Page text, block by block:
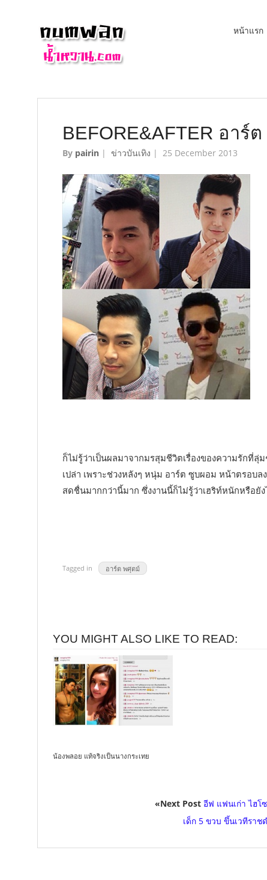
หน้าแรก
BEFORE&AFTER อาร์
By pairin| ข่าวบันเทิง | 25 December 2013
ก็ไม่รู้ว่าเป็นผลมาจากมรสุมชีวิตเรื่องของความรักที่ลุ่
เปล่า เพราะช่วงหลังๆ หนุ่ม อาร์ต ซูบผอม หน้าตรอบ
สดชื่นมากกว่านี้มาก ซึ่งงานนี้ก็ไม่รู้ว่าเฮริท์หนักหรือยั
Tagged in อาร์ต พศุตม์
YOU MIGHT ALSO LIKE TO READ:
น้องพลอย แท้จริงเป็นนางกระเทย
«Next Post อีฟ แฟนเก่า ไฮโ
เด็ก 5 ขวบ ขึ้นเวทีราช